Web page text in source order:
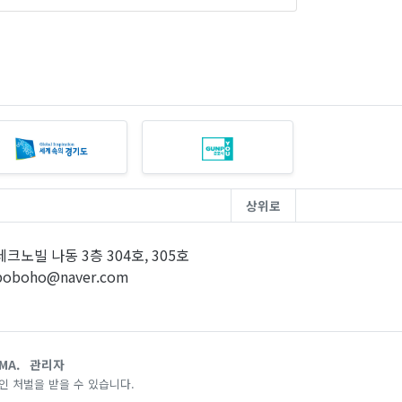
상위로
크노빌 나동 3층 304호, 305호
관리자
처벌을 받을 수 있습니다.